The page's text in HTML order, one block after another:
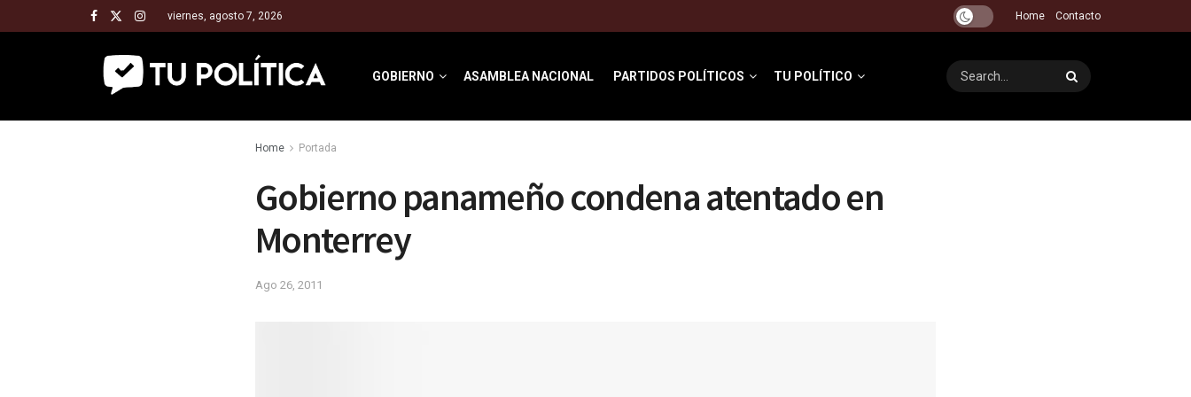
viernes, agosto 7, 2026 Home Contacto
GOBIERNO ASAMBLEA NACIONAL PARTIDOS POLÍTICOS TU POLÍTICO
Home Portada
Gobierno panameño condena atentado en
Monterrey
Ago 26, 2011